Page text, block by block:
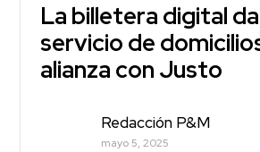
La billetera digital
servicio de
alianza con Justo
Redacción P&M
mayo 5, 2025